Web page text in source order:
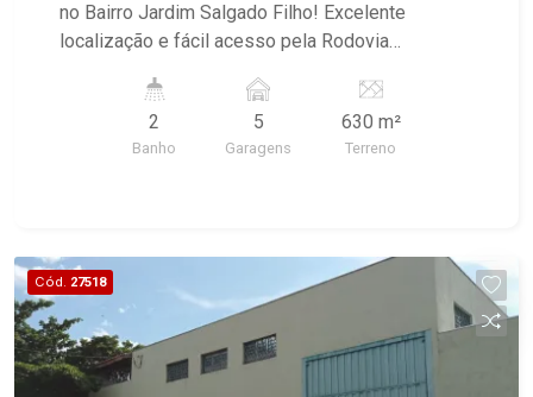
no Bairro Jardim Salgado Filho! Excelente
localização e fácil acesso pela Rodovia
Parque Permanente de Exposição, restaurante,
supermercado. - 03 Salas; - 02 Banheiros; - Pé
direito alto; -Copa. -05 Vagas na garagem.
2
Banho
5
Garagens
630 m²
Terreno
Cód. 27518